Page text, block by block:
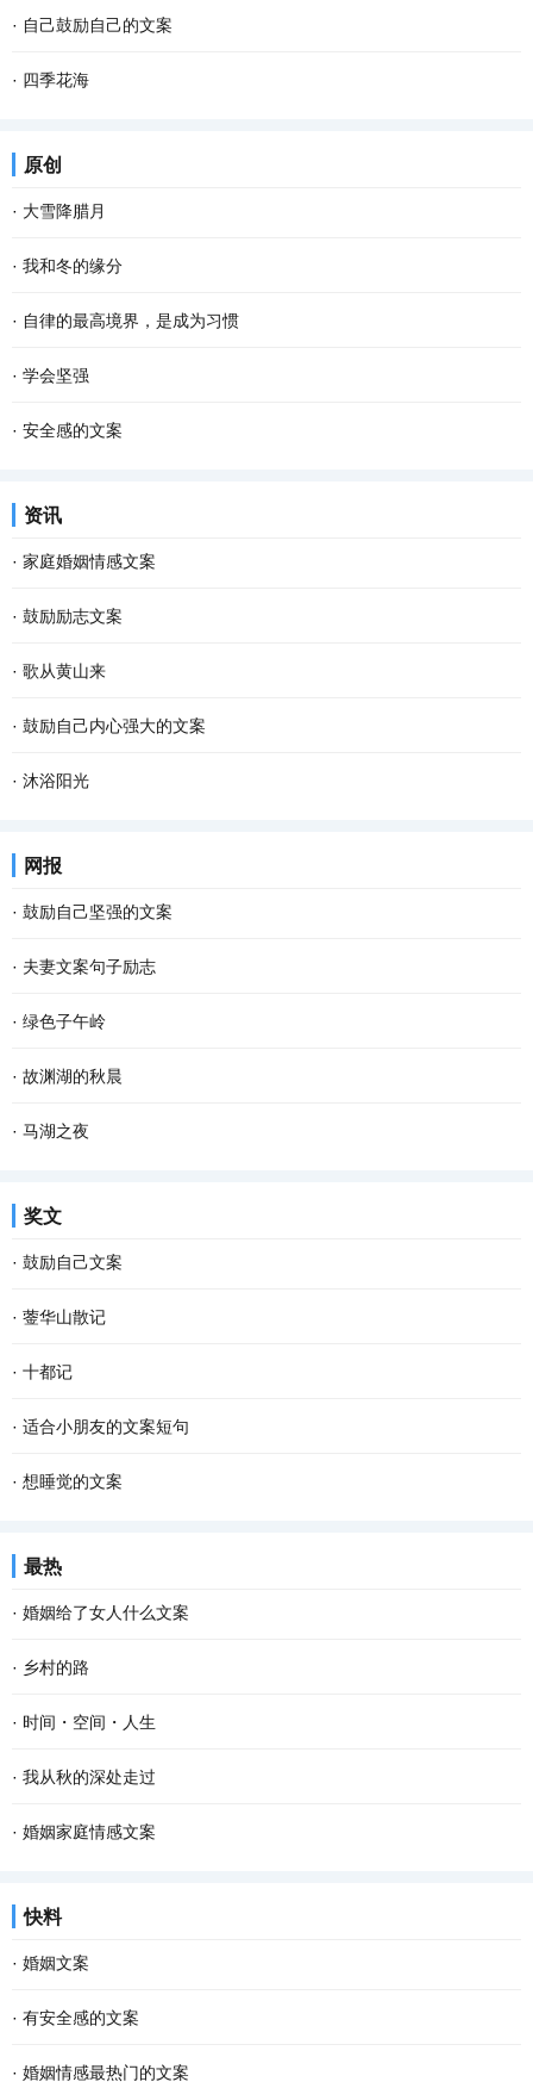
· 自己鼓励自己的文案
· 四季花海
原创
· 大雪降腊月
· 我和冬的缘分
· 自律的最高境界，是成为习惯
· 学会坚强
· 安全感的文案
资讯
· 家庭婚姻情感文案
· 鼓励励志文案
· 歌从黄山来
· 鼓励自己内心强大的文案
· 沐浴阳光
网报
· 鼓励自己坚强的文案
· 夫妻文案句子励志
· 绿色子午岭
· 故渊湖的秋晨
· 马湖之夜
奖文
· 鼓励自己文案
· 蓥华山散记
· 十都记
· 适合小朋友的文案短句
· 想睡觉的文案
最热
· 婚姻给了女人什么文案
· 乡村的路
· 时间・空间・人生
· 我从秋的深处走过
· 婚姻家庭情感文案
快料
· 婚姻文案
· 有安全感的文案
· 婚姻情感最热门的文案